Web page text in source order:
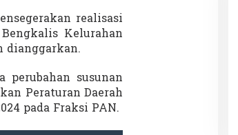
realisasi
Kelurahan
dianggarkan.
perubahan susunan
Peraturan Daerah
pada Fraksi PAN.
Di Budaya, NASIONAL, VIDEO, Wisata
2024